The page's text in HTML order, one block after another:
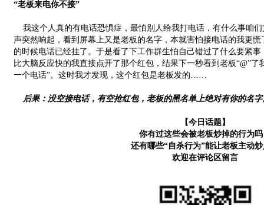
“老板来电你不接”
我这个人真的有电话恐惧症，最怕别人给我打电话，有什么事咱
声突然响起，看到屏幕上又是老板的名字，本就害怕接电话的我更
的时候电话已经挂了。于是看了下工作群生怕自己错过了什么要紧
比大脑反应快的我直接点开了那个红包，结果下一秒看到老板“@”
一个电话”。这时我才发现，这个红包是老板发的……
后果：没空接电话，有空抢红包，老板的黑名单上绝对有你的名字
【今日话题】
你有过这些会被老板炒掉的行为
还有哪些“自杀行为”能让老板主动
欢迎在评论区留言